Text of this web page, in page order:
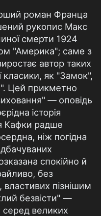
роман Франца
рукопис Макс
смерти 1924
"Америка"; саме з
автор таких
класики, як "Замок",
Цей прикметно
— оповідь
історія
Кафки радше
ніж погідна
спокійно й
без
пізнішим
безвісти" —
серед великих